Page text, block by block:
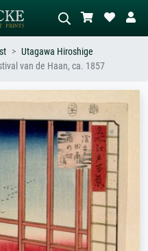
Beschrijf de scène – bijv. groene
weide, abstract met veel rood, donker
olieverfschilderij, staand naakt naast
een boom.
Utagawa Hiroshige
van de Haan, ca. 1857